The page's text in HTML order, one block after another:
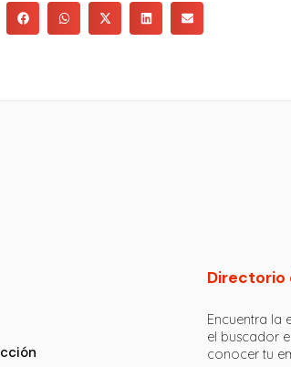
Directorio
Encuentra la
el buscador
conocer tu